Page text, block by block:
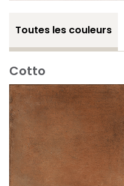
Toutes les couleurs
Cotto